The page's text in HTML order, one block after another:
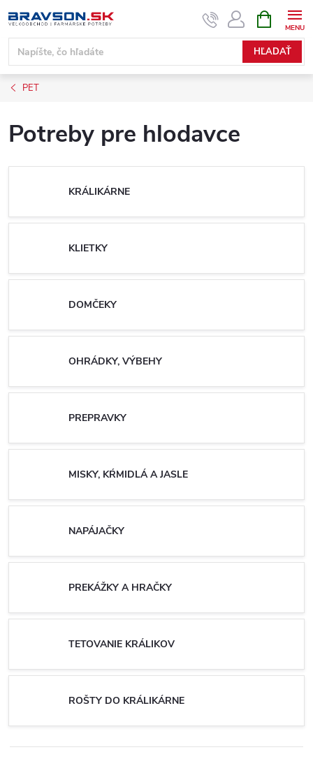
na
obsah
HĽADAŤ
KOŠÍK
PET
Potreby pre hlodavce
KRÁLIKÁRNE
KLIETKY
DOMČEKY
OHRÁDKY, VÝBEHY
PREPRAVKY
MISKY, KŔMIDLÁ A JASLE
NAPÁJAČKY
PREKÁŽKY A HRAČKY
TETOVANIE KRÁLIKOV
ROŠTY DO KRÁLIKÁRNE